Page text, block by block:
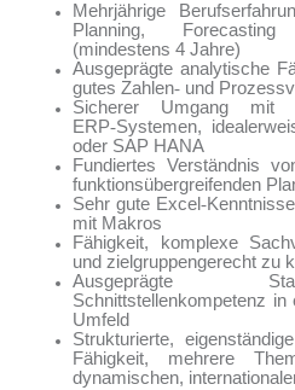
Mehrjährige
Planning,
(mindestens 4 Jahre)
Ausgeprägte analytische
gutes Zahlen‑ und
Sicherer Umgang mit
ERP‑Systemen,
oder SAP HANA
Fundiertes Verständnis
funktionsübergreifenden
Sehr gute Excel‑
mit Makros
Fähigkeit, komplexe
und zielgruppengerecht zu
Ausgeprägte
Schnittstellenkompetenz in
Umfeld
Strukturierte,
Fähigkeit, mehrere
dynamischen,